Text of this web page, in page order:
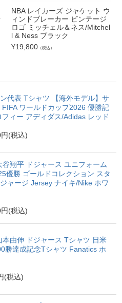
NBA レイカーズ ジャケット ウ
ィンドブレーカー ビンテージ
ロゴ ミッチェル＆ネス/Mitchel
l & Ness ブラック
¥19,800 （税込）
代表 Tシャツ 【海外モデル】サ
FIFA ワールドカップ2026 優勝記
フィー アディダス/Adidas レッド
(税込)
谷翔平 ドジャース ユニフォーム
優勝 ゴールドコレクション スタ
ャージ Jersey ナイキ/Nike ホワ
(税込)
本由伸 ドジャース Tシャツ 日米
勝達成記念Tシャツ Fanatics ホ
(税込)